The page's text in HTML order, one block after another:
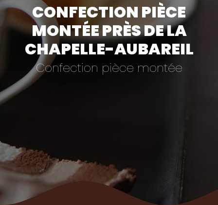
CONFECTION PIÈCE
MONTÉE PRÈS DE LA
CHAPELLE-AUBAREIL
Confection pièce montée